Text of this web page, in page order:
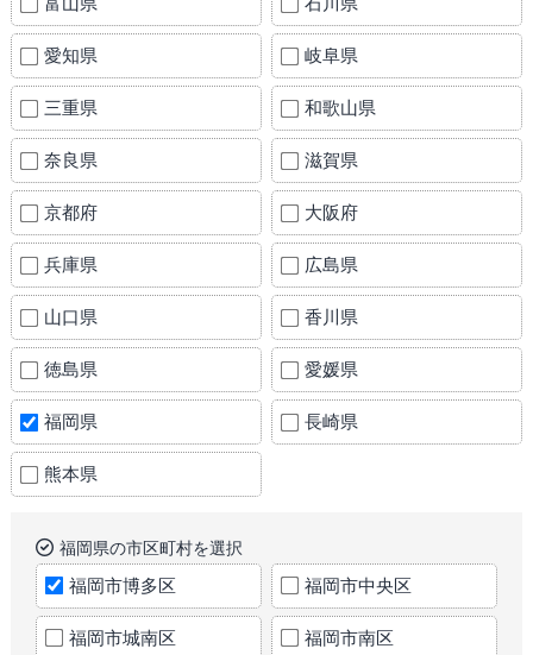
愛知県 岐阜県
三重県 和歌山県
奈良県 滋賀県
京都府 大阪府
兵庫県 広島県
山口県 香川県
徳島県 愛媛県
福岡県 長崎県
熊本県
福岡県の市区町村を選択
福岡市博多区 福岡市中央区
福岡市城南区 福岡市南区